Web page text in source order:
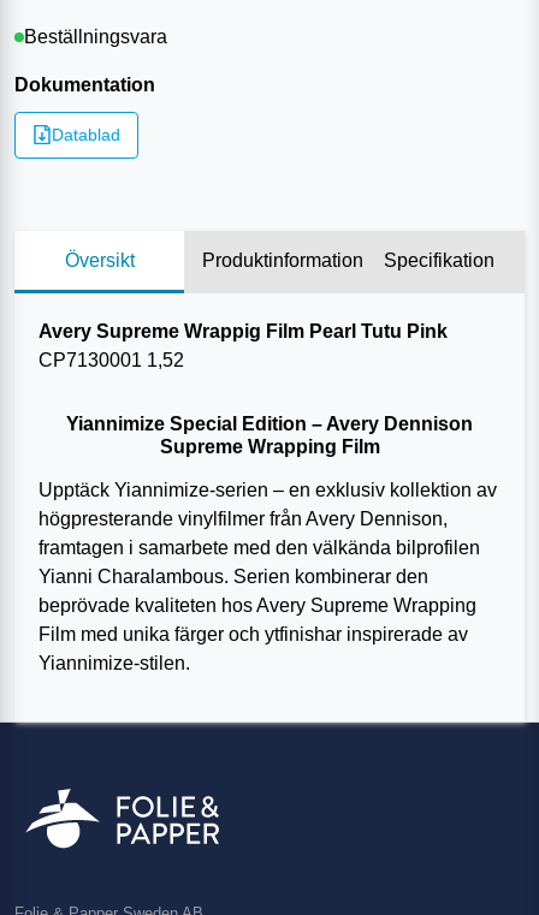
Beställningsvara
Dokumentation
Datablad
Översikt Produktinformation Specifikation
Avery Supreme Wrappig Film Pearl Tutu Pink
CP7130001 1,52
Yiannimize Special Edition – Avery Dennison
Supreme Wrapping Film
Upptäck Yiannimize-serien – en exklusiv kollektion av
högpresterande vinylfilmer från Avery Dennison,
framtagen i samarbete med den välkända bilprofilen
Yianni Charalambous. Serien kombinerar den
beprövade kvaliteten hos Avery Supreme Wrapping
Film med unika färger och ytfinishar inspirerade av
Yiannimize-stilen.